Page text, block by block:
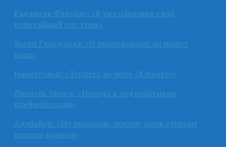
Радамель Фалькао: «Я уже оформил свой
величайший хет-трик»
Хосеп Гвардиола: «О проигравших не пишут
книг»
Наингголан: «Терпеть не могу «Ювентус»
Лионель Месси: «Иногда я подрабатываю
плеймейкером»
Адебайор: «Не понимаю, почему меня считают
плохим парнем»